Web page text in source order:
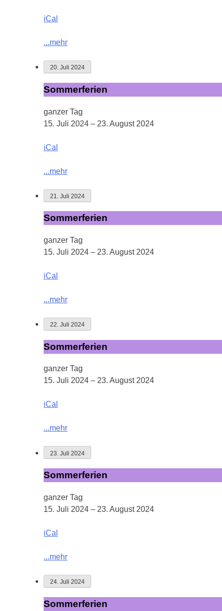
iCal
...mehr
20. Juli 2024
Sommerferien
Sommerferien
ganzer Tag
15. Juli 2024 – 23. August 2024
iCal
...mehr
21. Juli 2024
Sommerferien
Sommerferien
ganzer Tag
15. Juli 2024 – 23. August 2024
iCal
...mehr
22. Juli 2024
Sommerferien
Sommerferien
ganzer Tag
15. Juli 2024 – 23. August 2024
iCal
...mehr
23. Juli 2024
Sommerferien
Sommerferien
ganzer Tag
15. Juli 2024 – 23. August 2024
iCal
...mehr
24. Juli 2024
Sommerferien
Sommerferien